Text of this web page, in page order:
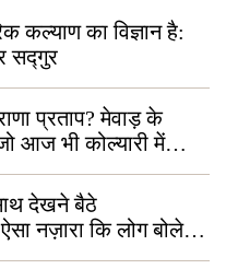
कल्याण का विज्ञान है:
सद्गुर
प्रताप? मेवाड़ के
आज भी कोल्यारी में
देखने बैठे
नज़ारा कि लोग बोले,